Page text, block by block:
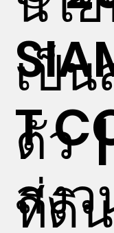
T
สง
เป็
ตัว
ที่ดิน